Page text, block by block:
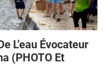
L'eau Évocateur
(PHOTO Et